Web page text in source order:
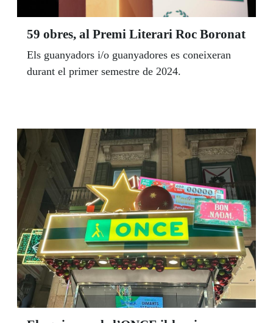
59 obres, al Premi Literari Roc Boronat
Els guanyadors i/o guanyadores es coneixeran
durant el primer semestre de 2024.